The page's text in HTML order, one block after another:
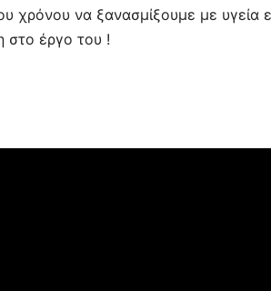
χρόνου να ξανασμίξουμε με
στο έργο του !